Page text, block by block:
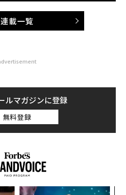
連載一覧
ルマガジンに登録
無料登録